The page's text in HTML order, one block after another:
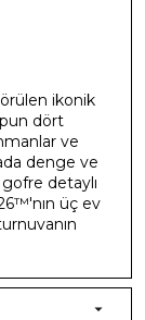
ikonik
dört
ve
denge ve
detaylı
üç ev